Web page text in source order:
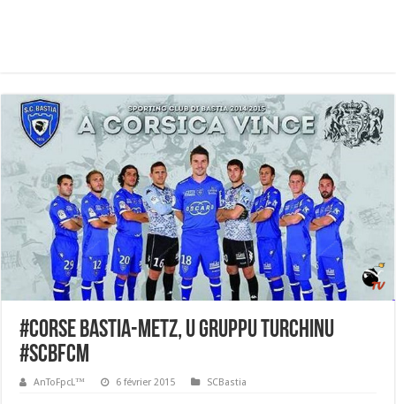
#Corse Bastia-Metz, u gruppu turchinu
#‎SCBFCM‬
AnToFpcL™ 6 février 2015 SCBastia